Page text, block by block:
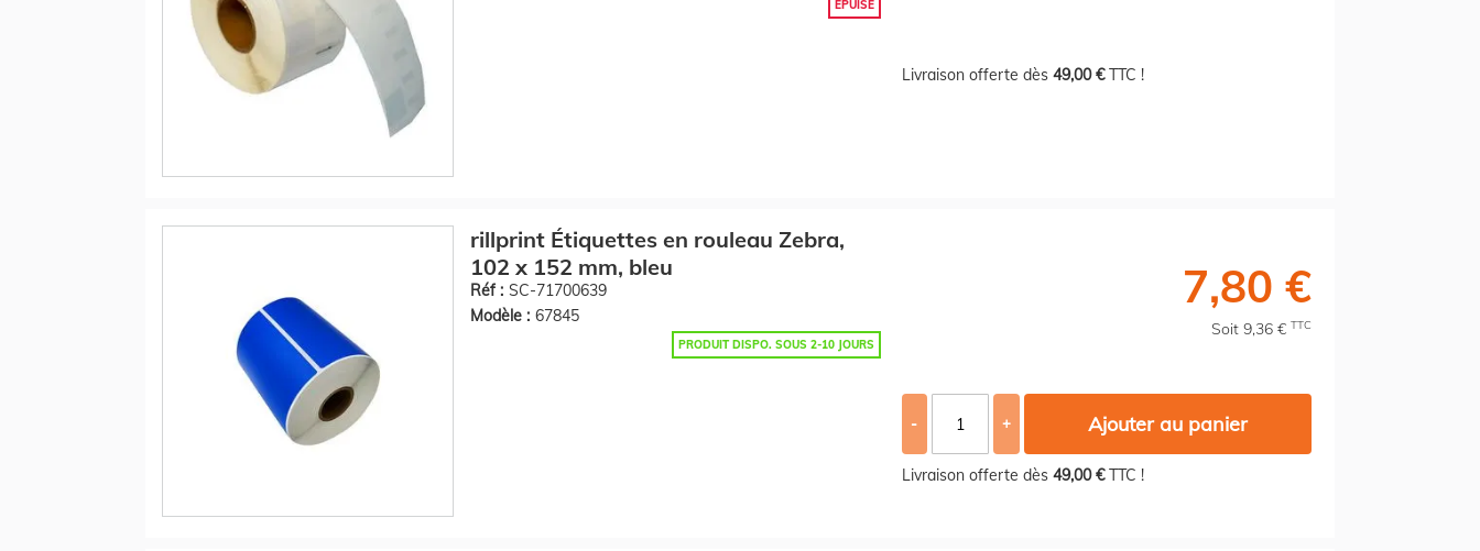
EPUISÉ
Livraison offerte dès 49,00 €TTC !
rillprint Étiquettes en rouleau Zebra,
102 x 152 mm, bleu
Réf : SC-71700639
Modèle : 67845
PRODUIT DISPO. SOUS 2-10 JOURS
7,80 €
Soit 9,36 € TTC
- + Ajouter au panier
Livraison offerte dès 49,00 €TTC !